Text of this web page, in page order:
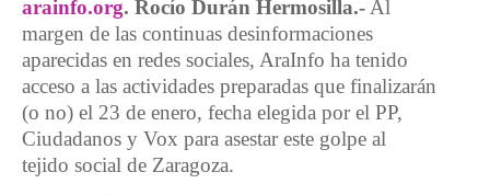
arainfo.org. Rocío Durán Hermosilla.- Al
margen de las continuas desinformaciones
aparecidas en redes sociales, AraInfo ha tenido
acceso a las actividades preparadas que finalizarán
(o no) el 23 de enero, fecha elegida por el PP,
Ciudadanos y Vox para asestar este golpe al
tejido social de Zaragoza.